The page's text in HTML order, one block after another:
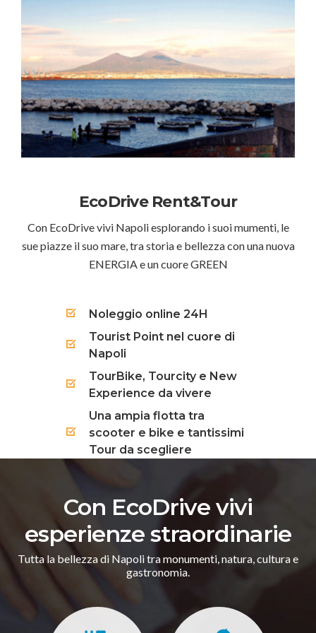
EcoDrive Rent&Tour
Con EcoDrive vivi Napoli esplorando i suoi mumenti, le
sue piazze il suo mare, tra storia e bellezza con una nuova
ENERGIA e un cuore GREEN
Noleggio online 24H
Tourist Point nel cuore di
Napoli
TourBike, Tourcity e New
Experience da vivere
Una ampia flotta tra
scooter e bike e tantissimi
Tour da scegliere
Con EcoDrive vivi
esperienze straordinarie
Tutta la bellezza di Napoli tra monumenti, natura, cultura e
gastronomia.